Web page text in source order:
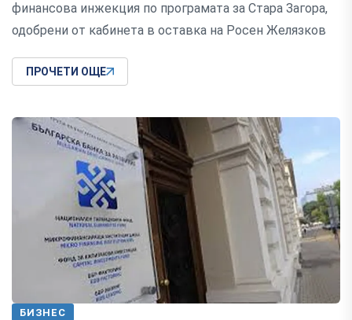
финансова инжекция по програмата за Стара Загора,
одобрени от кабинета в оставка на Росен Желязков
ПРОЧЕТИ ОЩЕ
БИЗНЕС